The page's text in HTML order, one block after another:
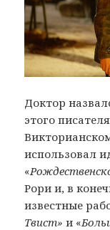
Доктор
этого
использовал
«
Рори и, в
известные
Твист»и «